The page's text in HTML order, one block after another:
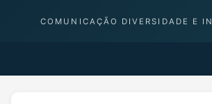
COMUNICAÇÃO DIVERSIDADE E